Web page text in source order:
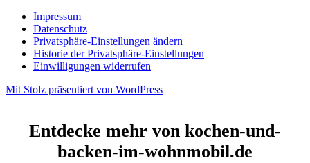
Impressum
Datenschutz
Privatsphäre-Einstellungen ändern
Historie der Privatsphäre-Einstellungen
Einwilligungen widerrufen
Mit Stolz präsentiert von WordPress
Entdecke mehr von kochen-und-
backen-im-wohnmobil.de